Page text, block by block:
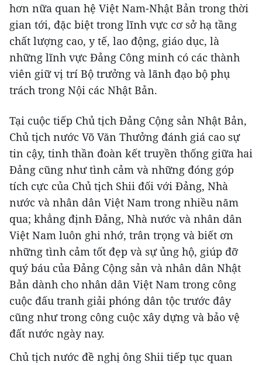
hơn nữa quan hệ Việt Nam-Nhật Bản trong thời
gian tới, đặc biệt trong lĩnh vực cơ sở hạ tầng
chất lượng cao, y tế, lao động, giáo dục, là
những lĩnh vực Đảng Công minh có các thành
viên giữ vị trí Bộ trưởng và lãnh đạo bộ phụ
trách trong Nội các Nhật Bản.
Tại cuộc tiếp Chủ tịch Đảng Cộng sản Nhật Bản,
Chủ tịch nước Võ Văn Thưởng đánh giá cao sự
tin cậy, tinh thần đoàn kết truyền thống giữa hai
Đảng cũng như tình cảm và những đóng góp
tích cực của Chủ tịch Shii đối với Đảng, Nhà
nước và nhân dân Việt Nam trong nhiều năm
qua; khẳng định Đảng, Nhà nước và nhân dân
Việt Nam luôn ghi nhớ, trân trọng và biết ơn
những tình cảm tốt đẹp và sự ủng hộ, giúp đỡ
quý báu của Đảng Cộng sản và nhân dân Nhật
Bản dành cho nhân dân Việt Nam trong công
cuộc đấu tranh giải phóng dân tộc trước đây
cũng như trong công cuộc xây dựng và bảo vệ
đất nước ngày nay.
Chủ tịch nước đề nghị ông Shii tiếp tục quan